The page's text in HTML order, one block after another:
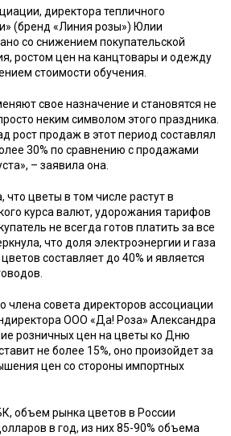
директора тепличного
(бренд «Линия розы») Юлии
со снижением покупательской
ростом цен на канцтовары и одежду
стоимости обучения.
свое назначение и становятся не
неким символом этого праздника.
рост продаж в этот период составлял
30% по сравнению с продажами
– заявила она.
что цветы в том числе растут в
курса валют, удорожания тарифов
не всегда готов платить за все
что доля электроэнергии и газа
составляет до 40% и является
члена совета директоров ассоциации
ООО «Да! Роза» Александра
розничных цен на цветы ко Дню
не более 15%, оно произойдет за
цен со стороны импортных
объем рынка цветов в России
в год, из них 85-90% объема